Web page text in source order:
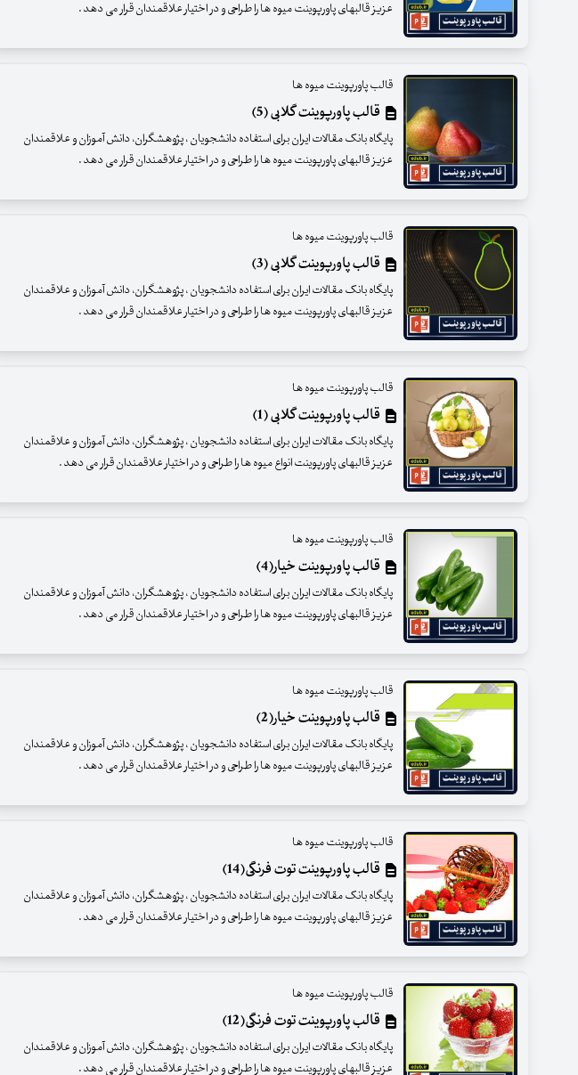
عزیز قالبهای پاورپوینت میوه ها را طراحی و در اختیار علاقمندان قرار می دهد .
قالب پاورپوینت میوه ها
قالب پاورپوینت گلابی (5)
پایگاه بانک مقالات ایران برای استفاده دانشجویان ، پژوهشگران، دانش آموزان و علاقمندان
عزیز قالبهای پاورپوینت میوه ها را طراحی و در اختیار علاقمندان قرار می دهد .
قالب پاورپوینت میوه ها
قالب پاورپوینت گلابی (3)
پایگاه بانک مقالات ایران برای استفاده دانشجویان ، پژوهشگران، دانش آموزان و علاقمندان
عزیز قالبهای پاورپوینت میوه ها را طراحی و در اختیار علاقمندان قرار می دهد .
قالب پاورپوینت میوه ها
قالب پاورپوینت گلابی (1)
پایگاه بانک مقالات ایران برای استفاده دانشجویان ، پژوهشگران، دانش آموزان و علاقمندان
عزیز قالبهای پاورپوینت انواع میوه ها را طراحی و در اختیار علاقمندان قرار می دهد .
قالب پاورپوینت میوه ها
قالب پاورپوینت خیار(4)
پایگاه بانک مقالات ایران برای استفاده دانشجویان ، پژوهشگران، دانش آموزان و علاقمندان
عزیز قالبهای پاورپوینت میوه ها را طراحی و در اختیار علاقمندان قرار می دهد .
قالب پاورپوینت میوه ها
قالب پاورپوینت خیار(2)
پایگاه بانک مقالات ایران برای استفاده دانشجویان ، پژوهشگران، دانش آموزان و علاقمندان
عزیز قالبهای پاورپوینت میوه ها را طراحی و در اختیار علاقمندان قرار می دهد .
قالب پاورپوینت میوه ها
قالب پاورپوینت توت فرنگی(14)
پایگاه بانک مقالات ایران برای استفاده دانشجویان ، پژوهشگران، دانش آموزان و علاقمندان
عزیز قالبهای پاورپوینت میوه ها را طراحی و در اختیار علاقمندان قرار می دهد .
قالب پاورپوینت میوه ها
قالب پاورپوینت توت فرنگی(12)
پایگاه بانک مقالات ایران برای استفاده دانشجویان ، پژوهشگران، دانش آموزان و علاقمندان
عزیز قالبهای پاورپوینت میوه ها را طراحی و در اختیار علاقمندان قرار می دهد .